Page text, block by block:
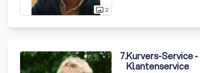
photo_size_select_actual2
7.Kurvers-Service
Klantenservice